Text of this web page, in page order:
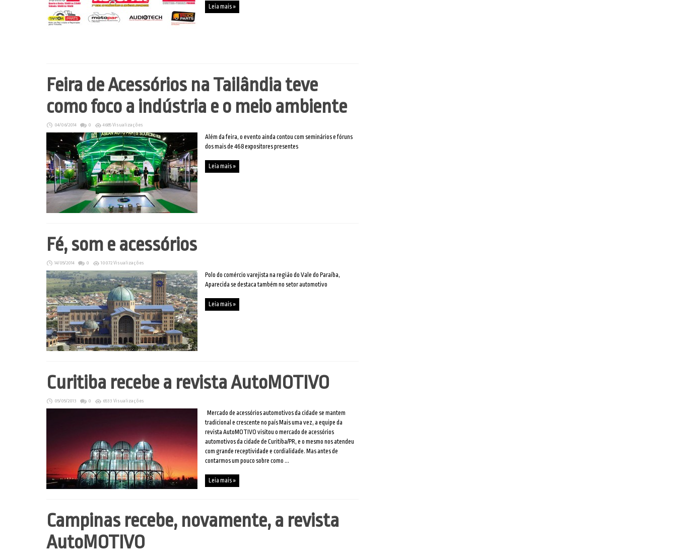
Leia mais »
Feira de Acessórios na Tailândia teve
como foco a indústria e o meio ambiente
04/06/2014 0 4685 Visualizações
Além da feira, o evento ainda contou com seminários e fóruns
dos mais de 468 expositores presentes
Leia mais »
Fé, som e acessórios
14/05/2014 0 10072 Visualizações
Polo do comércio varejista na região do Vale do Paraíba,
Aparecida se destaca também no setor automotivo
Leia mais »
Curitiba recebe a revista AutoMOTIVO
05/05/2013 0 6533 Visualizações
Mercado de acessórios automotivos da cidade se mantem
tradicional e crescente no país Mais uma vez, a equipe da
revista AutoMOTIVO visitou o mercado de acessórios
automotivos da cidade de Curitiba/PR, e o mesmo nos atendeu
com grande receptividade e cordialidade. Mas antes de
contarmos um pouco sobre como ...
Leia mais »
Campinas recebe, novamente, a revista
AutoMOTIVO